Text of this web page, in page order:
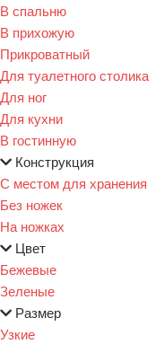
В спальню
В прихожую
Прикроватный
Для туалетного столика
Для ног
Для кухни
В гостинную
Конструкция
С местом для хранения
Без ножек
На ножках
Цвет
Бежевые
Зеленые
Размер
Узкие